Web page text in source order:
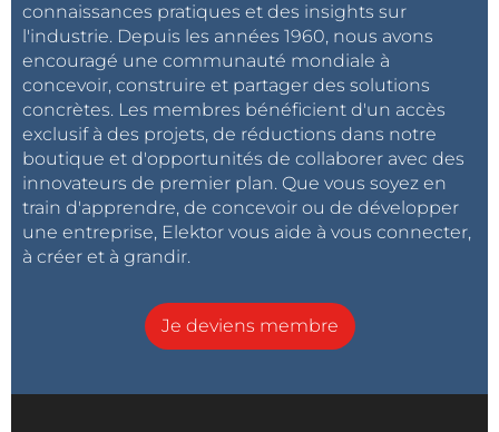
connaissances pratiques et des insights sur
l'industrie. Depuis les années 1960, nous avons
encouragé une communauté mondiale à
concevoir, construire et partager des solutions
concrètes. Les membres bénéficient d'un accès
exclusif à des projets, de réductions dans notre
boutique et d'opportunités de collaborer avec des
innovateurs de premier plan. Que vous soyez en
train d'apprendre, de concevoir ou de développer
une entreprise, Elektor vous aide à vous connecter,
à créer et à grandir.
Je deviens membre